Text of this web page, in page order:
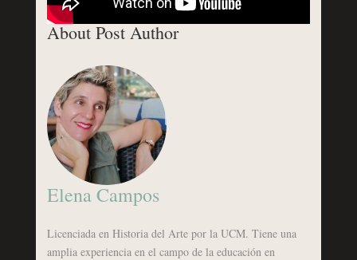
About Post Author
Elena Campos
Licenciada en Historia del Arte por la UCM. Tiene una
amplia experiencia en el campo de la educación en